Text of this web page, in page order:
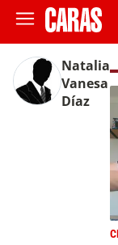
Natalia
Vanesa
Díaz